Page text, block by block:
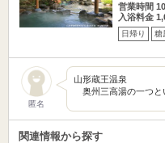
営業時間
入浴料金
日帰り 糖
匿名
山形蔵王温
奥州三高湯の一つと
関連情報から探す